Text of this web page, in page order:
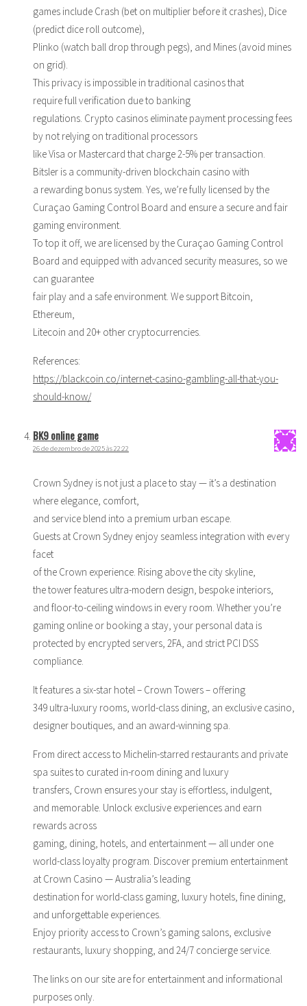
games include Crash (bet on multiplier before it crashes), Dice
(predict dice roll outcome),
Plinko (watch ball drop through pegs), and Mines (avoid mines
on grid).
This privacy is impossible in traditional casinos that
require full verification due to banking
regulations. Crypto casinos eliminate payment processing fees
by not relying on traditional processors
like Visa or Mastercard that charge 2-5% per transaction.
Bitsler is a community-driven blockchain casino with
a rewarding bonus system. Yes, we’re fully licensed by the
Curaçao Gaming Control Board and ensure a secure and fair
gaming environment.
To top it off, we are licensed by the Curaçao Gaming Control
Board and equipped with advanced security measures, so we
can guarantee
fair play and a safe environment. We support Bitcoin,
Ethereum,
Litecoin and 20+ other cryptocurrencies.
References:
https://blackcoin.co/internet-casino-gambling-all-that-you-
should-know/
BK9 online game
26 de dezembro de 2025 às 22:22
Crown Sydney is not just a place to stay — it’s a destination
where elegance, comfort,
and service blend into a premium urban escape.
Guests at Crown Sydney enjoy seamless integration with every
facet
of the Crown experience. Rising above the city skyline,
the tower features ultra-modern design, bespoke interiors,
and floor-to-ceiling windows in every room. Whether you’re
gaming online or booking a stay, your personal data is
protected by encrypted servers, 2FA, and strict PCI DSS
compliance.
It features a six-star hotel – Crown Towers – offering
349 ultra-luxury rooms, world-class dining, an exclusive casino,
designer boutiques, and an award-winning spa.
From direct access to Michelin-starred restaurants and private
spa suites to curated in-room dining and luxury
transfers, Crown ensures your stay is effortless, indulgent,
and memorable. Unlock exclusive experiences and earn
rewards across
gaming, dining, hotels, and entertainment — all under one
world-class loyalty program. Discover premium entertainment
at Crown Casino — Australia’s leading
destination for world-class gaming, luxury hotels, fine dining,
and unforgettable experiences.
Enjoy priority access to Crown’s gaming salons, exclusive
restaurants, luxury shopping, and 24/7 concierge service.
The links on our site are for entertainment and informational
purposes only.